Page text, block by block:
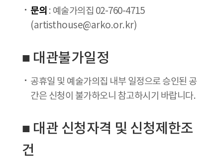
문의 : 예술가의집 02-760-4715
(artisthouse@arko.or.kr)
■ 대관불가일정
공휴일 및 예술가의집 내부 일정으로 승인된 공
간은 신청이 불가하오니 참고하시기 바랍니다.
■ 대관 신청자격 및 신청제한조
건